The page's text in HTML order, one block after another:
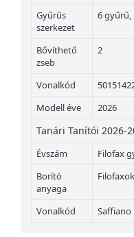
Gyűrűs
szerkezet
6 gyűrű,
Bővíthető
zseb
2
Vonalkód
Modell éve
2026
Tanári Tanítói 2026-
Évszám
Filofax
Borító
anyaga
Filofaxok
Vonalkód Saffiano